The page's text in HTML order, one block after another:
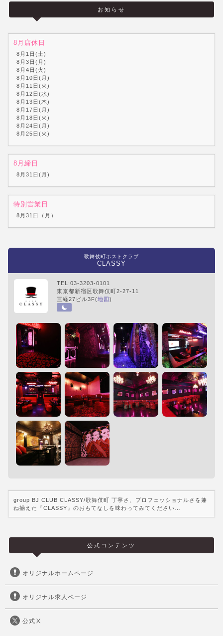
お知らせ
8月店休日
8月1日(土)
8月3日(月)
8月4日(火)
8月10日(月)
8月11日(火)
8月12日(水)
8月13日(木)
8月17日(月)
8月18日(火)
8月24日(月)
8月25日(火)
8月締日
8月31日(月)
特別営業日
8月31日（月）
歌舞伎町ホストクラブ
CLASSY
TEL:03-3203-0101
東京都新宿区歌舞伎町2-27-11
三経27ビル3F(地図)
group BJ CLUB CLASSY/歌舞伎町 丁寧さ、プロフェッショナルさを兼
ね揃えた『CLASSY』のおもてなしを味わってみてください…
公式コンテンツ
オリジナルホームページ
オリジナル求人ページ
公式Ⅹ